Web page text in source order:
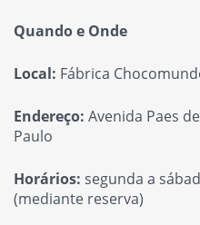
Quando e Onde
Local: Fábrica
Endereço: Avenida Paes
Paulo
Horários: segunda a
(mediante reserva)